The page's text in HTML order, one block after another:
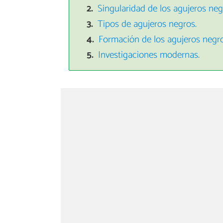
Singularidad de los agujeros
Tipos de agujeros negros.
Formación de los agujeros
Investigaciones modernas.